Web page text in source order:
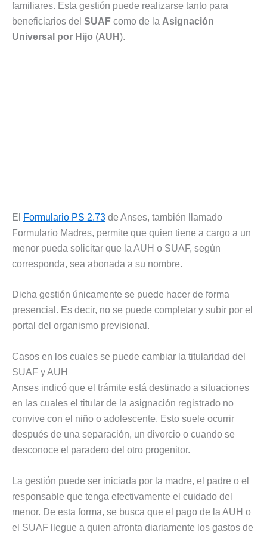
familiares. Esta gestión puede realizarse tanto para
beneficiarios del SUAF como de la Asignación
Universal por Hijo (AUH ).
El Formulario PS 2.73 de Anses, también llamado
Formulario Madres, permite que quien tiene a cargo a un
menor pueda solicitar que la AUH o SUAF, según
corresponda, sea abonada a su nombre.
Dicha gestión únicamente se puede hacer de forma
presencial. Es decir, no se puede completar y subir por el
portal del organismo previsional.
Casos en los cuales se puede cambiar la titularidad del
SUAF y AUH
Anses indicó que el trámite está destinado a situaciones
en las cuales el titular de la asignación registrado no
convive con el niño o adolescente. Esto suele ocurrir
después de una separación, un divorcio o cuando se
desconoce el paradero del otro progenitor.
La gestión puede ser iniciada por la madre, el padre o el
responsable que tenga efectivamente el cuidado del
menor. De esta forma, se busca que el pago de la AUH o
el SUAF llegue a quien afronta diariamente los gastos de